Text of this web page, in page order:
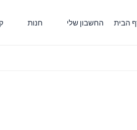
הבית החשבון שלי חנות